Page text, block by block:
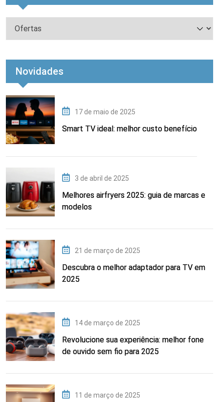
Novidades
17 de maio de 2025
Smart TV ideal: melhor custo benefício
3 de abril de 2025
Melhores airfryers 2025: guia de marcas e
modelos
21 de março de 2025
Descubra o melhor adaptador para TV em
2025
14 de março de 2025
Revolucione sua experiência: melhor fone
de ouvido sem fio para 2025
11 de março de 2025